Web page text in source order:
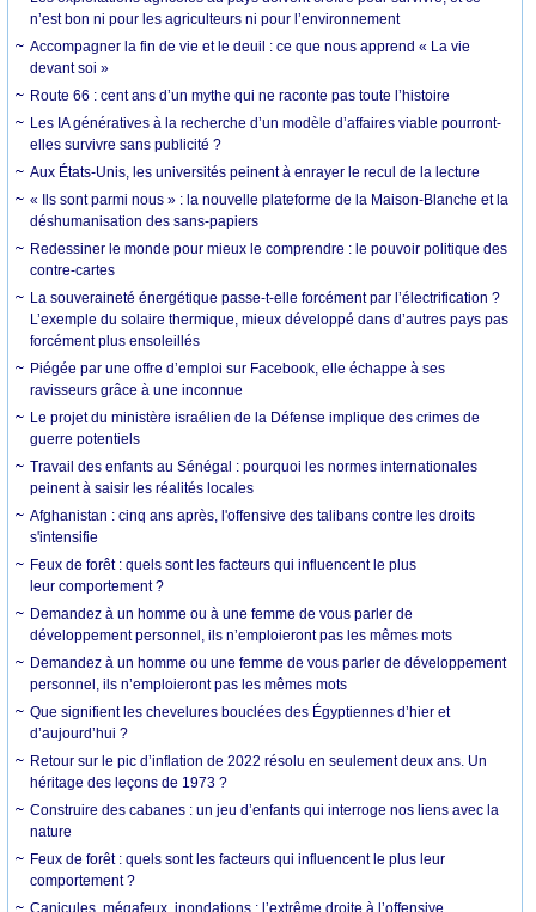
n’est bon ni pour les agriculteurs ni pour l’environnement
Accompagner la fin de vie et le deuil : ce que nous apprend « La vie
devant soi »
Route 66 : cent ans d’un mythe qui ne raconte pas toute l’histoire
Les IA génératives à la recherche d’un modèle d’affaires viable pourront-
elles survivre sans publicité ?
Aux États-Unis, les universités peinent à enrayer le recul de la lecture
« Ils sont parmi nous » : la nouvelle plateforme de la Maison-Blanche et la
déshumanisation des sans-papiers
Redessiner le monde pour mieux le comprendre : le pouvoir politique des
contre-cartes
La souveraineté énergétique passe-t-elle forcément par l’électrification ?
L’exemple du solaire thermique, mieux développé dans d’autres pays pas
forcément plus ensoleillés
Piégée par une offre d’emploi sur Facebook, elle échappe à ses
ravisseurs grâce à une inconnue
Le projet du ministère israélien de la Défense implique des crimes de
guerre potentiels
Travail des enfants au Sénégal : pourquoi les normes internationales
peinent à saisir les réalités locales
Afghanistan : cinq ans après, l'offensive des talibans contre les droits
s'intensifie
Feux de forêt : quels sont les facteurs qui influencent le plus
leur comportement ?
Demandez à un homme ou à une femme de vous parler de
développement personnel, ils n’emploieront pas les mêmes mots
Demandez à un homme ou une femme de vous parler de développement
personnel, ils n’emploieront pas les mêmes mots
Que signifient les chevelures bouclées des Égyptiennes d’hier et
d’aujourd’hui ?
Retour sur le pic d’inflation de 2022 résolu en seulement deux ans. Un
héritage des leçons de 1973 ?
Construire des cabanes : un jeu d’enfants qui interroge nos liens avec la
nature
Feux de forêt : quels sont les facteurs qui influencent le plus leur
comportement ?
Canicules, mégafeux, inondations : l’extrême droite à l’offensive